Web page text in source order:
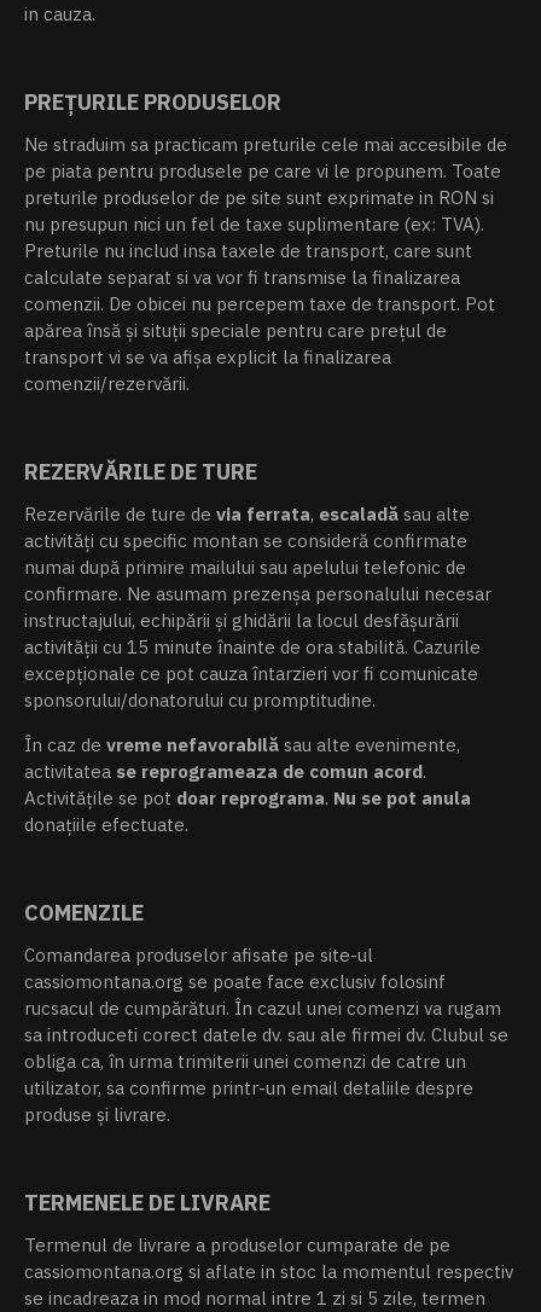
in cauza.
PREȚURILE PRODUSELOR
Ne straduim sa practicam preturile cele mai accesibile de
pe piata pentru produsele pe care vi le propunem. Toate
preturile produselor de pe site sunt exprimate in RON si
nu presupun nici un fel de taxe suplimentare (ex: TVA).
Preturile nu includ insa taxele de transport, care sunt
calculate separat si va vor fi transmise la finalizarea
comenzii. De obicei nu percepem taxe de transport. Pot
apărea însă și situții speciale pentru care prețul de
transport vi se va afișa explicit la finalizarea
comenzii/rezervării.
REZERVĂRILE DE TURE
Rezervările de ture de via ferrata, escaladă sau alte
activități cu specific montan se consideră confirmate
numai după primire mailului sau apelului telefonic de
confirmare. Ne asumam prezenșa personalului necesar
instructajului, echipării și ghidării la locul desfășurării
activității cu 15 minute înainte de ora stabilită. Cazurile
excepționale ce pot cauza întarzieri vor fi comunicate
sponsorului/donatorului cu promptitudine.
În caz de vreme nefavorabilă sau alte evenimente,
activitatea se reprogrameaza de comun acord.
Activitățile se pot doar reprograma. Nu se pot anula
donațiile efectuate.
COMENZILE
Comandarea produselor afisate pe site-ul
cassiomontana.org se poate face exclusiv folosinf
rucsacul de cumpărături. În cazul unei comenzi va rugam
sa introduceti corect datele dv. sau ale firmei dv. Clubul se
obliga ca, în urma trimiterii unei comenzi de catre un
utilizator, sa confirme printr-un email detaliile despre
produse și livrare.
TERMENELE DE LIVRARE
Termenul de livrare a produselor cumparate de pe
cassiomontana.org si aflate in stoc la momentul respectiv
se incadreaza in mod normal intre 1 zi si 5 zile, termen